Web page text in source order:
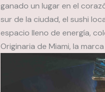
ganado un lugar en el
sur de la ciudad, el sushi
espacio lleno de energía,
Originaria de Miami, la